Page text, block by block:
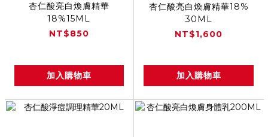
杏仁酸亮白煥膚精華
18%15ML
NT$850
加入購物車
杏仁酸亮白煥膚精華18%
30ML
NT$1,600
加入購物車